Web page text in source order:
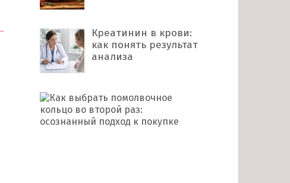
Креатинин в крови:
как понять результат
анализа